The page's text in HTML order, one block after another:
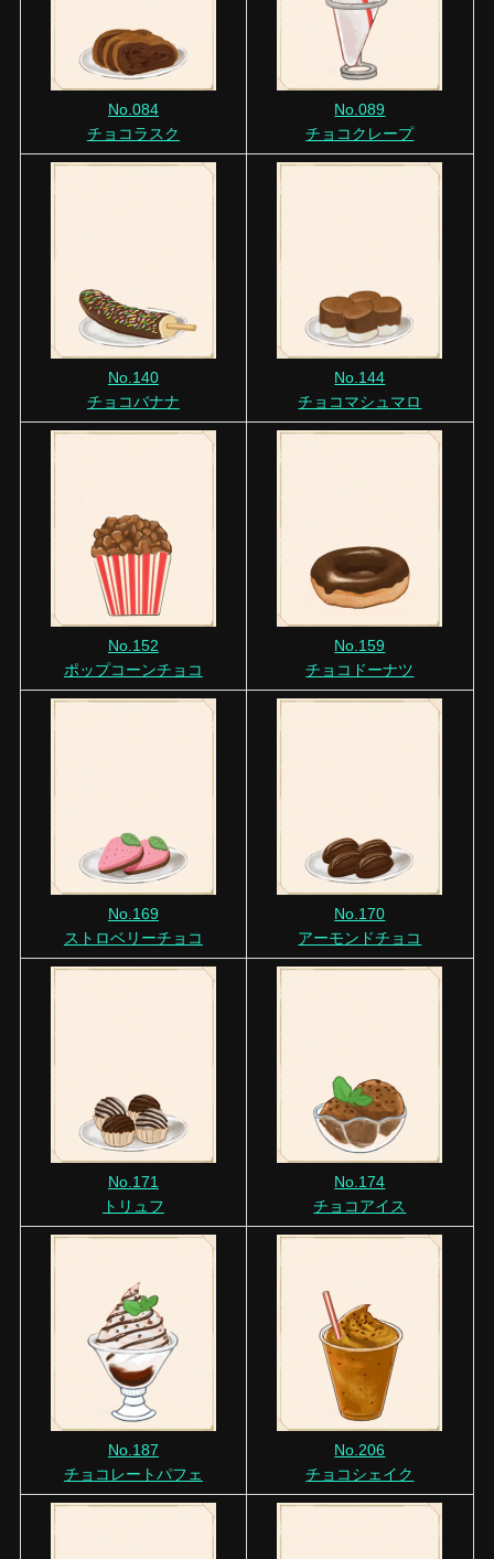
No.084
チョコラスク
No.089
チョコクレープ
No.140
チョコバナナ
No.144
チョコマシュマロ
No.152
ポップコーンチョコ
No.159
チョコドーナツ
No.169
ストロベリーチョコ
No.170
アーモンドチョコ
No.171
トリュフ
No.174
チョコアイス
No.187
チョコレートパフェ
No.206
チョコシェイク